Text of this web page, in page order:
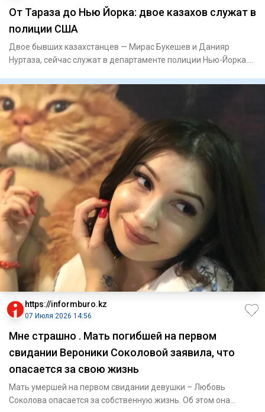
От Тараза до Нью Йорка: двое казахов служат в
полиции США
Двое бывших казахстанцев — Мирас Букешев и Данияр
Нуртаза, сейчас служат в департаменте полиции Нью-Йорка.
https://informburo.kz
07 Июля 2026 14:56
Мне страшно . Мать погибшей на первом
свидании Вероники Соколовой заявила, что
опасается за свою жизнь
Мать умершей на первом свидании девушки – Любовь
Соколова опасается за собственную жизнь. Об этом она